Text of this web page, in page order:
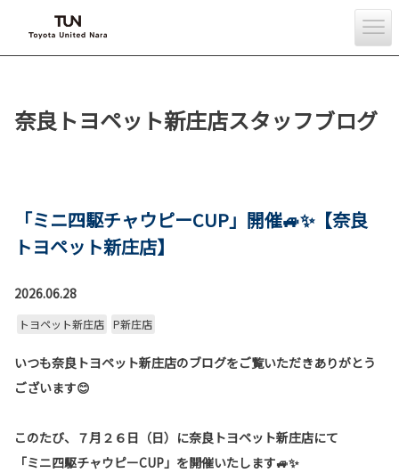
奈良トヨペット新庄店スタッフブログ
「ミニ四駆チャウピーCUP」開催🚙✨【奈良
トヨペット新庄店】
2026.06.28
トヨペット新庄店 P新庄店
いつも奈良トヨペット新庄店のブログをご覧いただきありがとう
ございます😊
このたび、７月２６日（日）に奈良トヨペット新庄店にて
「ミニ四駆チャウピーCUP」を開催いたします🚙✨